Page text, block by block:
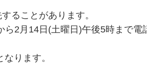
ることがあります。
2月14日(土曜日)午後5時まで電
ります。